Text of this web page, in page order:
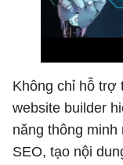
Không chỉ hỗ trợ
website builder
năng thông
SEO, tạo nội